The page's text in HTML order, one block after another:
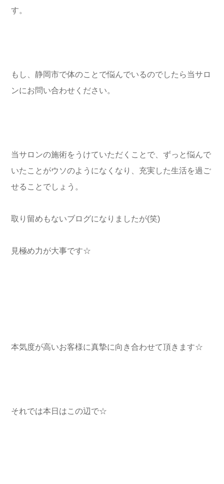
す。
もし、静岡市で体のことで悩んでいるのでしたら当サロ
ンにお問い合わせください。
当サロンの施術をうけていただくことで、ずっと悩んで
いたことがウソのようになくなり、充実した生活を過ご
せることでしょう。
取り留めもないブログになりましたが(笑)
見極め力が大事です☆
本気度が高いお客様に真摯に向き合わせて頂きます☆
それでは本日はこの辺で☆